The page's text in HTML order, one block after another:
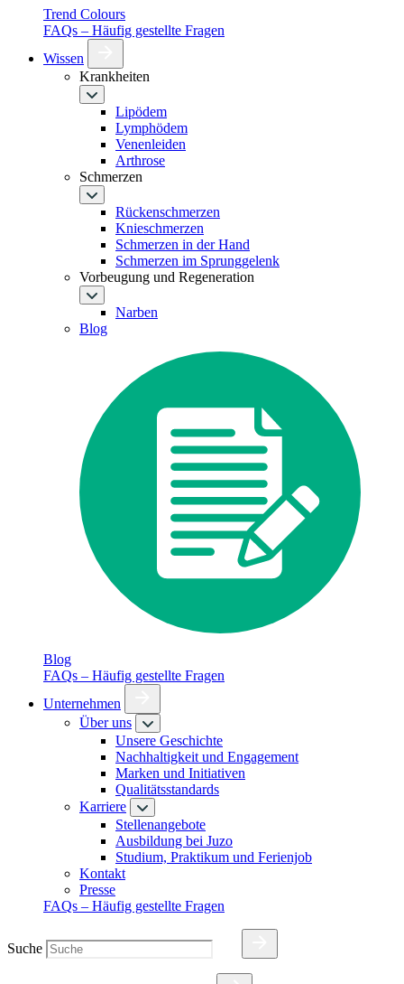
Trend Colours
FAQs – Häufig gestellte Fragen
Wissen
Krankheiten
Lipödem
Lymphödem
Venenleiden
Arthrose
Schmerzen
Rückenschmerzen
Knieschmerzen
Schmerzen in der Hand
Schmerzen im Sprunggelenk
Vorbeugung und Regeneration
Narben
Blog
Blog
FAQs – Häufig gestellte Fragen
Unternehmen
Über uns
Unsere Geschichte
Nachhaltigkeit und Engagement
Marken und Initiativen
Qualitätsstandards
Karriere
Stellenangebote
Ausbildung bei Juzo
Studium, Praktikum und Ferienjob
Kontakt
Presse
FAQs – Häufig gestellte Fragen
Suche